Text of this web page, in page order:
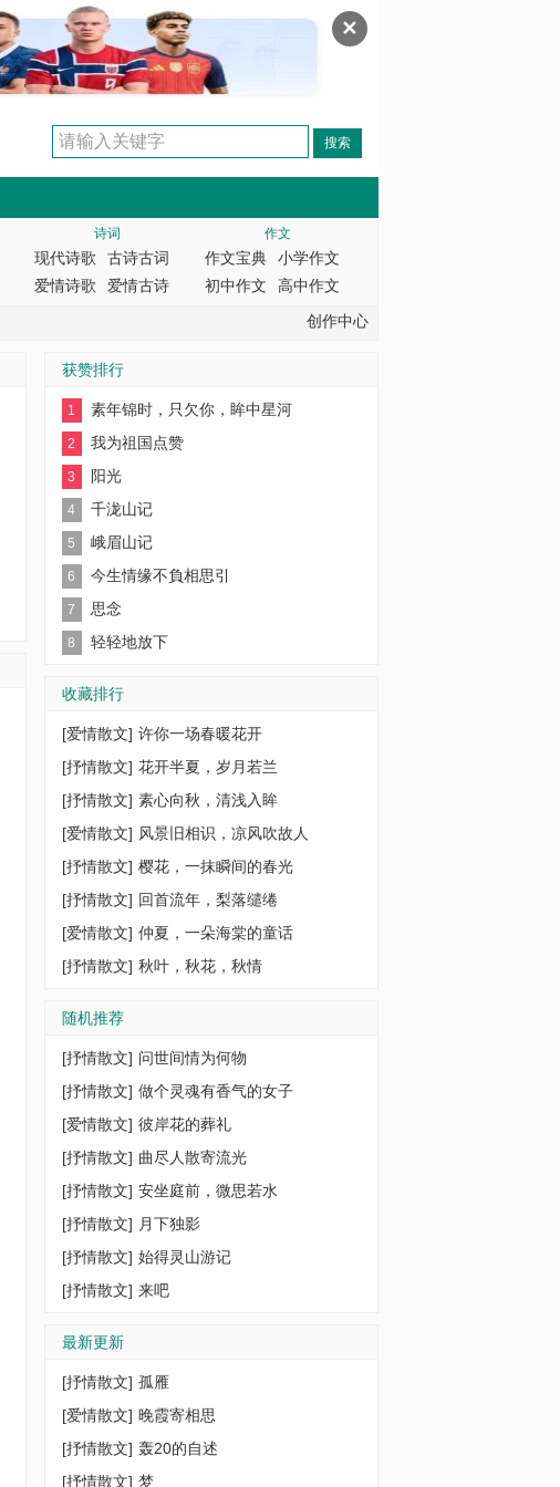
✕
诗词
现代诗歌
古诗古词
爱情诗歌
爱情古诗
作文
作文宝典
小学作文
初中作文
高中作文
创作中心
获赞排行
素年锦时，只欠你，眸中星河
1
我为祖国点赞
2
阳光
3
千泷山记
4
峨眉山记
5
今生情缘不負相思引
6
思念
7
轻轻地放下
8
收藏排行
[爱情散文] 许你一场春暖花开
[抒情散文] 花开半夏，岁月若兰
[抒情散文] 素心向秋，清浅入眸
[爱情散文] 风景旧相识，凉风吹故人
[抒情散文] 樱花，一抹瞬间的春光
[抒情散文] 回首流年，梨落缱绻
[爱情散文] 仲夏，一朵海棠的童话
[抒情散文] 秋叶，秋花，秋情
随机推荐
[抒情散文] 问世间情为何物
[抒情散文] 做个灵魂有香气的女子
[爱情散文] 彼岸花的葬礼
[抒情散文] 曲尽人散寄流光
[抒情散文] 安坐庭前，微思若水
[抒情散文] 月下独影
[抒情散文] 始得灵山游记
[抒情散文] 来吧
最新更新
[抒情散文] 孤雁
[爱情散文] 晚霞寄相思
[抒情散文] 轰20的自述
[抒情散文] 梦